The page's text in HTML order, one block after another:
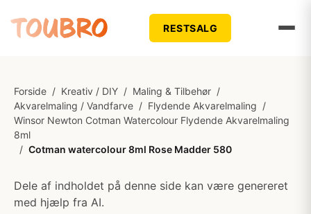
RESTSALG
Forside / Kreativ / DIY / Maling & Tilbehør /
Akvarelmaling / Vandfarve / Flydende Akvarelmaling /
Winsor Newton Cotman Watercolour Flydende Akvarelmaling
8ml
/ Cotman watercolour 8ml Rose Madder 580
Dele af indholdet på denne side kan være genereret
med hjælp fra AI.